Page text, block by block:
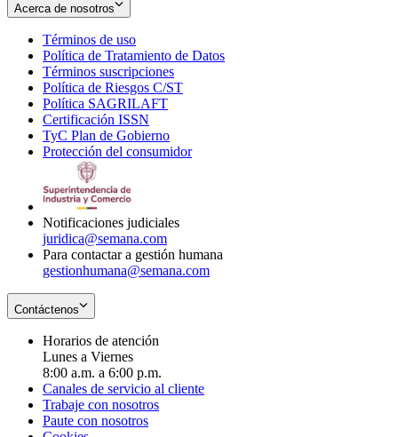
Acerca de nosotros
Términos de uso
in
new
window
Política de Tratamiento de Datos
Términos suscripciones
in
Política de Riesgos C/ST
Política SAGRILAFT
new
window
Certificación ISSN
in
new
TyC Plan de Gobierno
in
Protección del consumidorOpens
Notificaciones judiciales
juridica@semana.com
Para contactar a gestión humana
gestionhumana@semana.com
Contáctenos
Horarios de atención
Lunes a Viernes
8:00 a.m. a 6:00 p.m.
Canales de servicio al cliente
Trabaje con nosotros
Paute con nosotros